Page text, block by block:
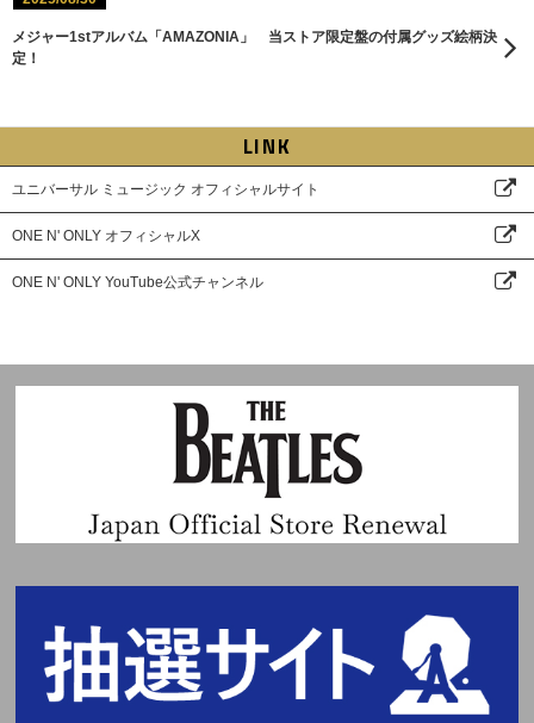
メジャー1stアルバム「AMAZONIA」 当ストア限定盤の付属グッズ絵柄決
定！
LINK
ユニバーサル ミュージック オフィシャルサイト
ONE N' ONLY オフィシャルX
ONE N' ONLY YouTube公式チャンネル